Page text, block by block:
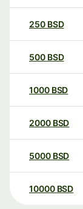
250 BSD
500 BSD
1000 BSD
2000 BSD
5000 BSD
10000 BSD